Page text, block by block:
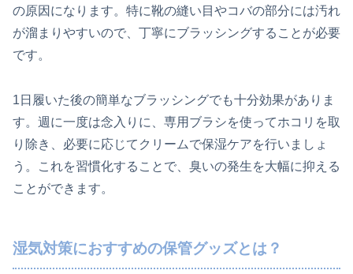
の原因になります。特に靴の縫い目やコバの部分には汚れ
が溜まりやすいので、丁寧にブラッシングすることが必要
です。
1日履いた後の簡単なブラッシングでも十分効果がありま
す。週に一度は念入りに、専用ブラシを使ってホコリを取
り除き、必要に応じてクリームで保湿ケアを行いましょ
う。これを習慣化することで、臭いの発生を大幅に抑える
ことができます。
湿気対策におすすめの保管グッズとは？